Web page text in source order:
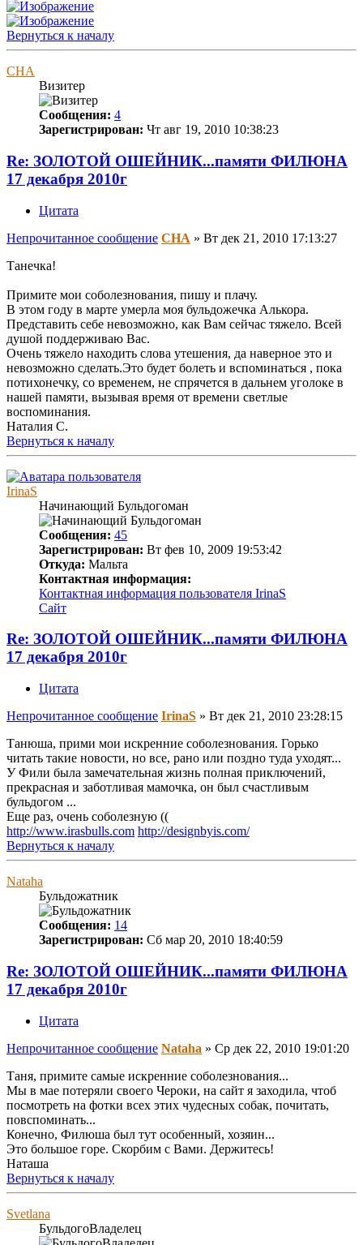
Вернуться к началу
СНА
Визитер
Сообщения: 4
Зарегистрирован: Чт авг 19, 2010 10:38:23
Re: ЗОЛОТОЙ ОШЕЙНИК...памяти ФИЛЮНА
17 декабря 2010г
Цитата
Непрочитанное сообщение СНА » Вт дек 21, 2010 17:13:27
Танечка!
Примите мои соболезнования, пишу и плачу.
В этом году в марте умерла моя бульдожечка Алькора.
Представить себе невозможно, как Вам сейчас тяжело. Всей
душой поддерживаю Вас.
Очень тяжело находить слова утешения, да наверное это и
невозможно сделать.Это будет болеть и вспоминаться , пока
потихонечку, со временем, не спрячется в дальнем уголоке в
нашей памяти, вызывая время от времени светлые
воспоминания.
Наталия С.
Вернуться к началу
IrinaS
Начинающий Бульдогоман
Сообщения: 45
Зарегистрирован: Вт фев 10, 2009 19:53:42
Откуда: Мальта
Контактная информация:
Контактная информация пользователя IrinaS
Сайт
Re: ЗОЛОТОЙ ОШЕЙНИК...памяти ФИЛЮНА
17 декабря 2010г
Цитата
Непрочитанное сообщение IrinaS » Вт дек 21, 2010 23:28:15
Танюша, прими мои искренние соболезнования. Горько
читать такие новости, но все, рано или поздно туда уходят...
У Фили была замечательная жизнь полная приключений,
прекрасная и заботливая мамочка, он был счастливым
бульдогом ...
Еще раз, очень соболезную ((
http://www.irasbulls.com http://designbyis.com/
Вернуться к началу
Nataha
Бульдожатник
Сообщения: 14
Зарегистрирован: Сб мар 20, 2010 18:40:59
Re: ЗОЛОТОЙ ОШЕЙНИК...памяти ФИЛЮНА
17 декабря 2010г
Цитата
Непрочитанное сообщение Nataha » Ср дек 22, 2010 19:01:20
Tаня, примите самые искренние соболезнования...
Мы в мае потеряли своего Чероки, на сайт я заходила, чтоб
посмотреть на фотки всех этих чудесных собак, почитать,
повспоминать...
Конечно, Филюша был тут особенный, хозяин...
Это большое горе. Скорбим с Вами. Держитесь!
Наташа
Вернуться к началу
Svetlana
БульдогоВладелец